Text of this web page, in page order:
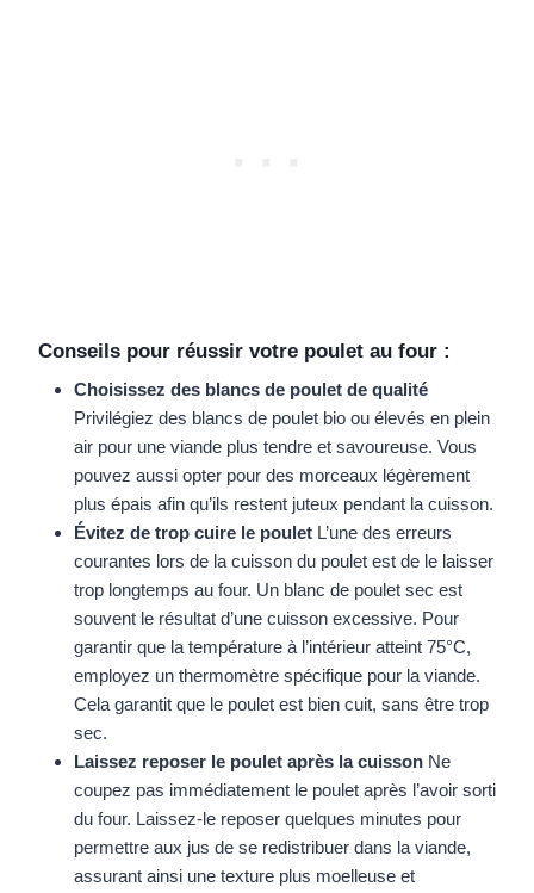
Conseils pour réussir votre poulet au four :
Choisissez des blancs de poulet de qualité
Privilégiez des blancs de poulet bio ou élevés en plein
air pour une viande plus tendre et savoureuse. Vous
pouvez aussi opter pour des morceaux légèrement
plus épais afin qu’ils restent juteux pendant la cuisson.
Évitez de trop cuire le poulet L’une des erreurs
courantes lors de la cuisson du poulet est de le laisser
trop longtemps au four. Un blanc de poulet sec est
souvent le résultat d’une cuisson excessive. Pour
garantir que la température à l’intérieur atteint 75°C,
employez un thermomètre spécifique pour la viande.
Cela garantit que le poulet est bien cuit, sans être trop
sec.
Laissez reposer le poulet après la cuisson Ne
coupez pas immédiatement le poulet après l’avoir sorti
du four. Laissez-le reposer quelques minutes pour
permettre aux jus de se redistribuer dans la viande,
assurant ainsi une texture plus moelleuse et